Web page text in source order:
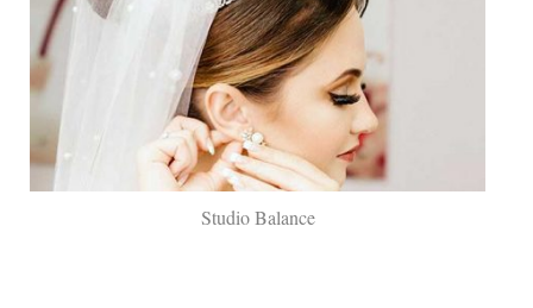
Studio Balance